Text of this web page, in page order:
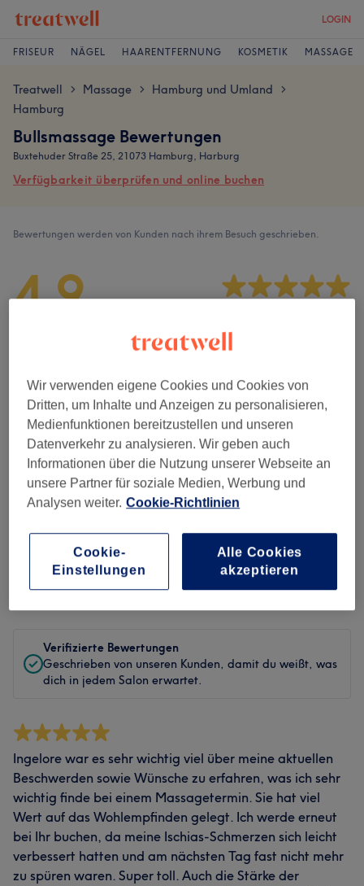
LOGIN
FRISEUR NÄGEL HAARENTFERNUNG KOSMETIK MASSAGE
Treatwell > Massage > Hamburg und Umland >
Hamburg
Bullsmassage Bewertungen
Buxtehuder Straße 25, 21073 Hamburg, Harburg
Verfügbarkeit überprüfen und online buchen
Bewertungen werden von Kunden nach ihrem Besuch geschrieben.
4,9
Sauberkeit
Service
Bewertungen filtern
Behandlung Alle Bewertungen
Bewertung Nach Sternen filtern
Verifizierte Bewertungen
Geschrieben von unseren Kunden, damit du weißt, was
dich in jedem Salon erwartet.
Ingelore war es sehr wichtig viel über meine aktuellen
Beschwerden sowie Wünsche zu erfahren, was ich sehr
wichtig finde bei einem Massagetermin. Sie hat viel
Wert auf das Wohlempfinden gelegt. Ich werde erneut
bei Ihr buchen, da meine Ischias-Schmerzen sich leicht
verbessert hatten und am nächsten Tag fast nicht mehr
zu spüren waren. Super toll. Auch die Stärke der
Wir verwenden eigene Cookies und Cookies von
Dritten, um Inhalte und Anzeigen zu personalisieren,
Medienfunktionen bereitzustellen und unseren
Datenverkehr zu analysieren. Wir geben auch
Informationen über die Nutzung unserer Webseite an
unsere Partner für soziale Medien, Werbung und
Analysen weiter. Cookie-Richtlinien
Cookie-
Einstellungen
Alle Cookies
akzeptieren